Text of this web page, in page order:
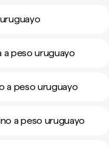
a peso uruguayo
a peso uruguayo
a peso uruguayo